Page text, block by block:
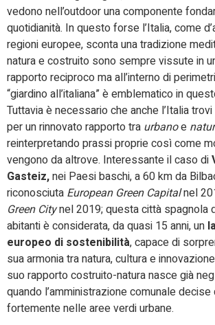
vedono nell’outdoor una componente
quotidianità. In questo forse l’Italia, come
regioni europee, sconta una tradizione
natura e costruito sono sempre vissute in
rapporto reciproco ma all’interno di
“giardino all’italiana” è emblematico in
Tuttavia è necessario che anche l’Italia
per un rinnovato rapporto tra urbanoe
reinterpretando prassi proprie così come
vengono da altrove. Interessante il caso di
Gasteiz,nei Paesi baschi, a 60 km da
riconosciuta European Green Capitalnel
Green Citynel 2019; questa città spagnola
abitanti è considerata, da quasi 15 anni, un
europeo di sostenibilità, capace di
sua armonia tra natura, cultura e
suo rapporto costruito-natura nasce già
quando l’amministrazione comunale
fortemente nelle aree verdi urbane.